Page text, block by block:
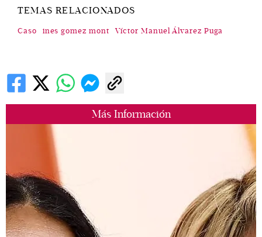
Más Información
TEMAS RELACIONADOS
Caso ines gomez mont Víctor Manuel Álvarez Puga